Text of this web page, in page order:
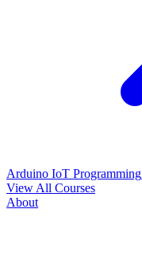
Arduino IoT Programming
View All Courses
About